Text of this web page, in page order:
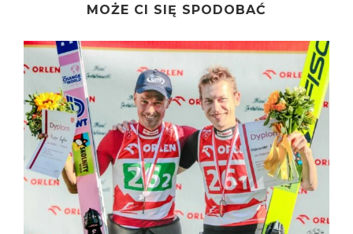
MOŻE CI SIĘ SPODOBAĆ